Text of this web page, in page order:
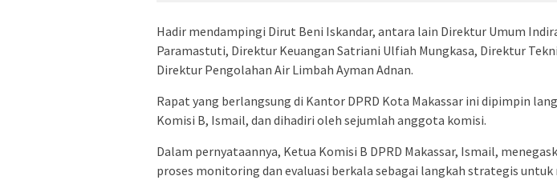
Hadir mendampingi Dirut Beni Iskandar, antara lain Direktur Umum
Paramastuti, Direktur Keuangan Satriani Ulfiah Mungkasa, Direktur
Direktur Pengolahan Air Limbah Ayman Adnan.
Rapat yang berlangsung di Kantor DPRD Kota Makassar ini dipimpin
Komisi B, Ismail, dan dihadiri oleh sejumlah anggota komisi.
Dalam pernyataannya, Ketua Komisi B DPRD Makassar, Ismail,
proses monitoring dan evaluasi berkala sebagai langkah strategis